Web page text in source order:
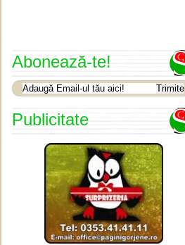
Abonează-te!
Publicitate